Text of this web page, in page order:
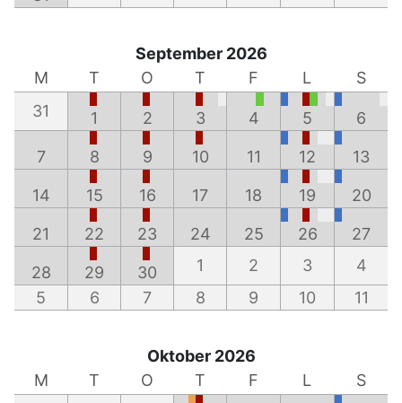
September 2026
M
T O T F L
S
31
1 2 3 4 5 6
7 8 9 10 11 12 13
14 15 16 17 18 19 20
21 22 23 24 25 26 27
28 29 30 1 2 3
4
5
6 7 8 9 10 11
Oktober 2026
M
T O T F L
S